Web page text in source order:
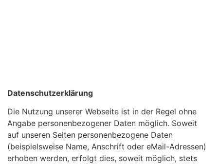
Datenschutzerklärung
Die Nutzung unserer Webseite ist in der Regel ohne
Angabe personenbezogener Daten möglich. Soweit
auf unseren Seiten personenbezogene Daten
(beispielsweise Name, Anschrift oder eMail-Adressen)
erhoben werden, erfolgt dies, soweit möglich, stets